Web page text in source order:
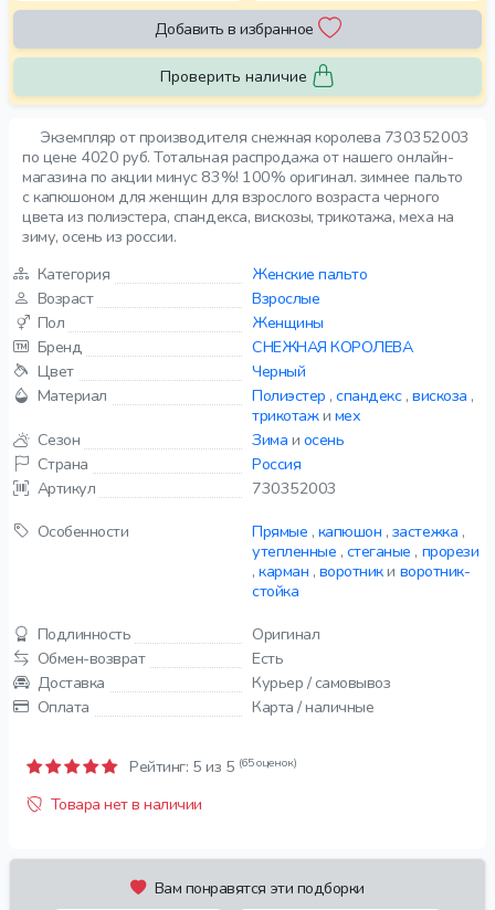
Экземпляр от производителя снежная королева 730352003
по цене 4020 руб. Тотальная распродажа от нашего онлайн-
магазина по акции минус 83%! 100% оригинал. зимнее пальто
с капюшоном для женщин для взрослого возраста черного
цвета из полиэстера, спандекса, вискозы, трикотажа, меха на
зиму, осень из россии.
Категория
Женские пальто
Возраст
Взрослые
Пол
Женщины
Бренд
СНЕЖНАЯ КОРОЛЕВА
Цвет
Черный
Материал
Полиэстер ,спандекс ,вискоза ,
трикотажи мех
Сезон
Зима и осень
Страна
Россия
Артикул
730352003
Особенности
Прямые , капюшон , застежка ,
утепленные , стеганые , прорези
,карман , воротники воротник-
стойка
Подлинность
Оригинал
Обмен-возврат
Есть
Доставка
Курьер / самовывоз
Оплата
Карта / наличные
Рейтинг: 5 из 5 (65 оценок)
Товара нет в наличии
Вам понравятся эти подборки
Добавить в избранное
Проверить наличие